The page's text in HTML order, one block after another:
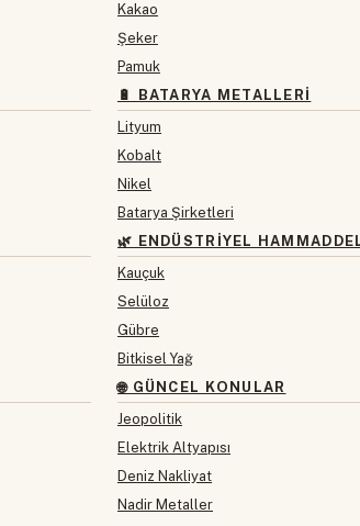
Kakao
Şeker
Pamuk
🔋 BATARYA METALLERI
Lityum
Kobalt
Nikel
Batarya Şirketleri
🌿 ENDÜSTRIYEL
Kauçuk
Selüloz
Gübre
Bitkisel Yağ
🌐 GÜNCEL KONULAR
Jeopolitik
Elektrik Altyapısı
Deniz Nakliyat
Nadir Metaller